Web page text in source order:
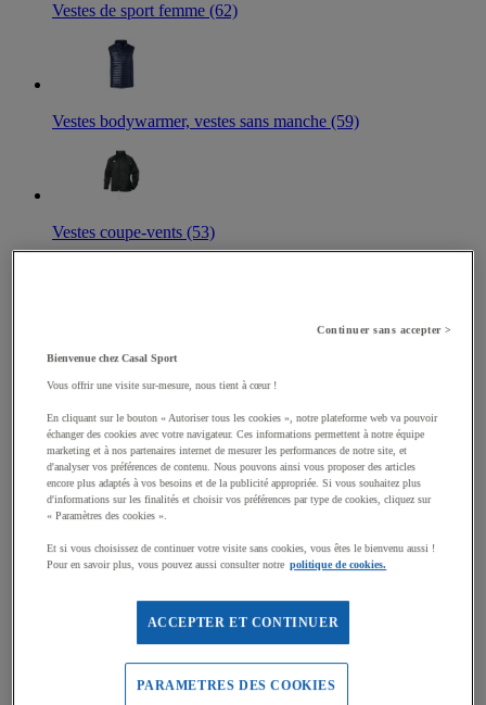
Vestes de sport femme (62)
Vestes bodywarmer, vestes sans manche (59)
Vestes coupe-vents (53)
Vestes polaires (43)
Vestes doudounes (12)
Continuer sans accepter >
Bienvenue chez Casal Sport
Vous offrir une visite sur-mesure, nous tient à cœur !
En cliquant sur le bouton « Autoriser tous les cookies », notre plateforme web va pouvoir
échanger des cookies avec votre navigateur. Ces informations permettent à notre équipe
marketing et à nos partenaires internet de mesurer les performances de notre site, et
d'analyser vos préférences de contenu. Nous pouvons ainsi vous proposer des articles
encore plus adaptés à vos besoins et de la publicité appropriée. Si vous souhaitez plus
d'informations sur les finalités et choisir vos préférences par type de cookies, cliquez sur
« Paramètres des cookies ».
Et si vous choisissez de continuer votre visite sans cookies, vous êtes le bienvenu aussi !
Pour en savoir plus, vous pouvez aussi consulter notre politique de cookies.
ACCEPTER ET CONTINUER
PARAMETRES DES COOKIES